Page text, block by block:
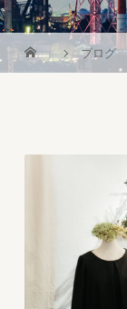
ブログ